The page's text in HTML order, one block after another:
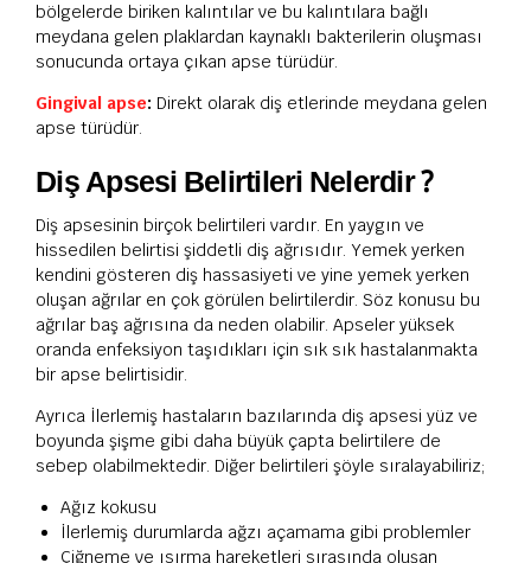
bölgelerde biriken kalıntılar ve bu kalıntılara bağlı
meydana gelen plaklardan kaynaklı bakterilerin oluşması
sonucunda ortaya çıkan apse türüdür.
Gingival apse: Direkt olarak diş etlerinde meydana gelen
apse türüdür.
Diş Apsesi Belirtileri Nelerdir ?
Diş apsesinin birçok belirtileri vardır. En yaygın ve
hissedilen belirtisi şiddetli diş ağrısıdır. Yemek yerken
kendini gösteren diş hassasiyeti ve yine yemek yerken
oluşan ağrılar en çok görülen belirtilerdir. Söz konusu bu
ağrılar baş ağrısına da neden olabilir. Apseler yüksek
oranda enfeksiyon taşıdıkları için sık sık hastalanmakta
bir apse belirtisidir.
Ayrıca İlerlemiş hastaların bazılarında diş apsesi yüz ve
boyunda şişme gibi daha büyük çapta belirtilere de
sebep olabilmektedir. Diğer belirtileri şöyle sıralayabiliriz;
Ağız kokusu
İlerlemiş durumlarda ağzı açamama gibi problemler
Çiğneme ve ısırma hareketleri sırasında oluşan